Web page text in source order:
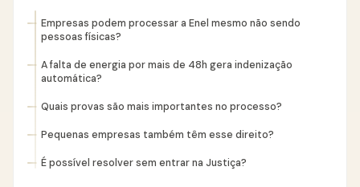
Empresas podem processar a Enel mesmo não sendo
pessoas físicas?
A falta de energia por mais de 48h gera indenização
automática?
Quais provas são mais importantes no processo?
Pequenas empresas também têm esse direito?
É possível resolver sem entrar na Justiça?